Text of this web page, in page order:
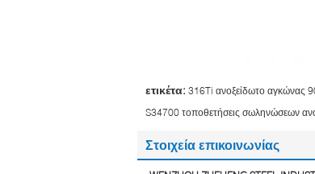
ετικέτα: 316Ti ανοξείδωτο αγκώνας
S34700 τοποθετήσεις σωληνώσεων
Στοιχεία επικοινωνίας